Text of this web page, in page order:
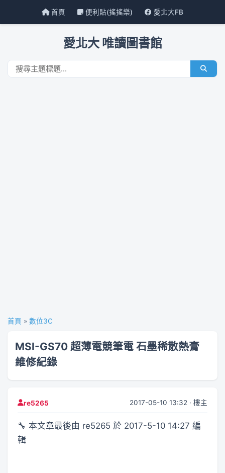
首頁 便利貼(搖搖樂) 愛北大FB
愛北大 唯讀圖書館
首頁 » 數位3C
MSI-GS70 超薄電競筆電 石墨稀散熱膏
維修紀錄
re5265 2017-05-10 13:32 · 樓主
🔧 本文章最後由 re5265 於 2017-5-10 14:27 編
輯